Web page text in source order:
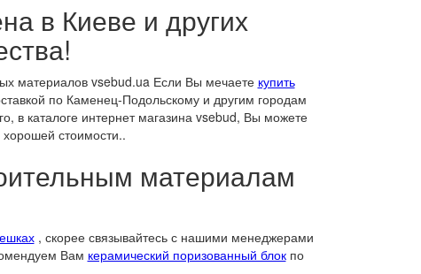
в Киеве и других
материалов vsebud.ua Если Вы мечаете купить
по Каменец-Подольскому и другим городам
в каталоге интернет магазина vsebud, Вы можете
хорошей стоимости..
материалам
, скорее связывайтесь с нашими менеджерами
Вам керамический поризованный блокпо